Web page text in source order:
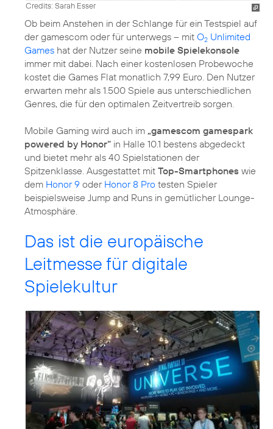
Credits: Sarah Esser
Ob beim Anstehen in der Schlange für ein Testspiel auf
der gamescom oder für unterwegs – mit O2 Unlimited
Games hat der Nutzer seine mobile Spielekonsole
immer mit dabei. Nach einer kostenlosen Probewoche
kostet die Games Flat monatlich 7,99 Euro. Den Nutzer
erwarten mehr als 1.500 Spiele aus unterschiedlichen
Genres, die für den optimalen Zeitvertreib sorgen.
Mobile Gaming wird auch im „gamescom gamespark
powered by Honor“ in Halle 10.1 bestens abgedeckt
und bietet mehr als 40 Spielstationen der
Spitzenklasse. Ausgestattet mit Top-Smartphones wie
dem Honor 9 oder Honor 8 Pro testen Spieler
beispielsweise Jump and Runs in gemütlicher Lounge-
Atmosphäre.
Das ist die europäische
Leitmesse für digitale
Spielekultur